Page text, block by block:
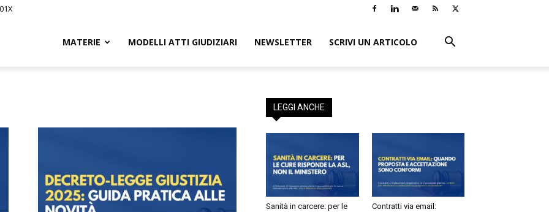
MATERIE MODELLI ATTI GIUDIZIARI NEWSLETTER SCRIVI UN ARTICOLO
LEGGI ANCHE
Sanità in carcere: per le
Contratti via email: